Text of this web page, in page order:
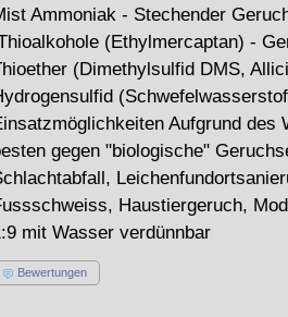
Ammoniak - Stechender
(Ethylmercaptan) -
(Dimethylsulfid DMS,
Aufgrund
gegen "biologische"
Haustiergeruch,
mit Wasser verdünnbar
Bewertungen